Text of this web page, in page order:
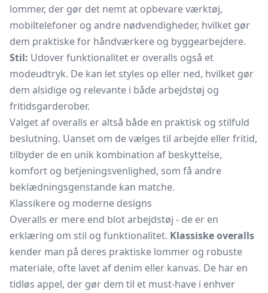
lommer, der gør det nemt at opbevare værktøj,
mobiltelefoner og andre nødvendigheder, hvilket gør
dem praktiske for håndværkere og byggearbejdere.
Stil: Udover funktionalitet er overalls også et
modeudtryk. De kan let styles op eller ned, hvilket gør
dem alsidige og relevante i både arbejdstøj og
fritidsgarderober.
Valget af overalls er altså både en praktisk og stilfuld
beslutning. Uanset om de vælges til arbejde eller fritid,
tilbyder de en unik kombination af beskyttelse,
komfort og betjeningsvenlighed, som få andre
beklædningsgenstande kan matche.
Klassikere og moderne designs
Overalls er mere end blot arbejdstøj - de er en
erklæring om stil og funktionalitet. Klassiske overalls
kender man på deres praktiske lommer og robuste
materiale, ofte lavet af denim eller kanvas. De har en
tidløs appel, der gør dem til et must-have i enhver